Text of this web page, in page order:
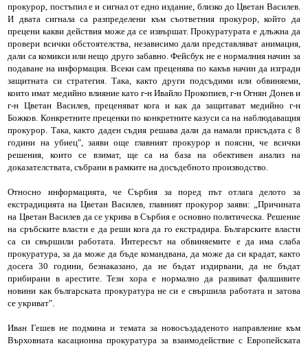
прокурор, постъпил е и сигнал от едно издание, близко до Цветан Василев.
И двата сигнала са разпределени към съответния прокурор, който да
прецени какви действия може да се извършат. Прокуратурата е длъжна да
провери всички обстоятелства, независимо дали представляват анимация,
дали са комикси или нещо друго забавно. Фейсбук не е нормалния начин за
подаване на информация. Всеки сам преценява по какъв начин да изгради
защитната си стратегия. Така, както други подсъдими или обвиняеми,
които имат медийно влияние като г-н Ивайло Прокопиев, г-н Огнян Донев и
г-н Цветан Василев, преценяват кога и как да защитават медийно г-н
Божков. Конкретните преценки по конкретните казуси са на наблюдаващия
прокурор. Така, както даден съдия решава дали да намали присъдата с 8
години на убиец", заяви още главният прокурор и поясни, че всички
решения, които се взимат, ще са на база на обективен анализ на
доказателствата, събрани в рамките на досъдебното производство.
Относно информацията, че Сърбия за поред път отлага делото за
екстрадицията на Цветан Василев, главният прокурор заяви: „Причината
на Цветан Василев да се укрива в Сърбия е основно политическа. Решение
на сръбските власти е да реши кога да го екстрадира. Българските власти
са си свършили работата. Интересът на обвиняемите е да има слаба
прокуратура, за да може да бъде командвана, да може да си крадат, както
досега 30 години, безнаказано, да не бъдат издирвани, да не бъдат
прибирани в арестите. Тези хора е нормално да развиват фалшивите
новини как българската прокуратура не си е свършила работата и затова
се укриват".
Иван Гешев не подмина и темата за новосъздаденото направление към
Върховната касационна прокуратура за взаимодействие с Европейската